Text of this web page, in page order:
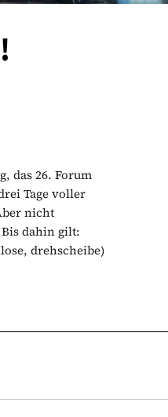
das 26. Forum
Tage voller
nicht
dahin gilt:
drehscheibe)